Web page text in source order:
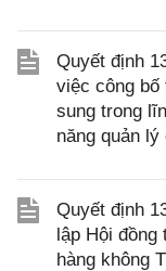
Quyết định
việc công
sung trong
năng quản
Quyết định
lập Hội đồng
hàng không